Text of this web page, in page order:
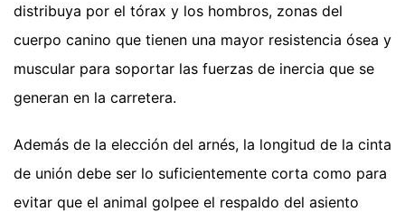
distribuya por el tórax y los hombros, zonas del
cuerpo canino que tienen una mayor resistencia ósea y
muscular para soportar las fuerzas de inercia que se
generan en la carretera.
Además de la elección del arnés, la longitud de la cinta
de unión debe ser lo suficientemente corta como para
evitar que el animal golpee el respaldo del asiento